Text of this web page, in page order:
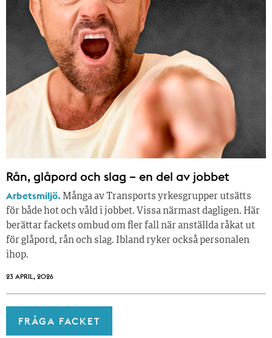
Rån, glåpord och slag – en del av jobbet
Arbetsmiljö. Många av Transports yrkesgrupper utsätts
för både hot och våld i jobbet. Vissa närmast dagligen. Här
berättar fackets ombud om fler fall när anställda råkat ut
för glåpord, rån och slag. Ibland ryker också personalen
ihop.
23 APRIL, 2026
FRÅGA FACKET